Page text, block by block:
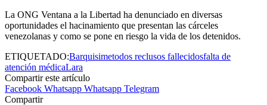
La ONG Ventana a la Libertad ha denunciado en diversas
oportunidades el hacinamiento que presentan las cárceles
venezolanas y como se pone en riesgo la vida de los detenidos.
ETIQUETADO:Barquisimetodos reclusos fallecidosfalta de
atención médicaLara
Compartir este artículo
Facebook Whatsapp Whatsapp Telegram
Compartir